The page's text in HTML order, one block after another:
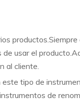
usar el
al cliente.
tipo de
de